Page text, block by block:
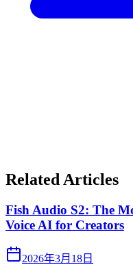
Related Articles
Fish Audio S2: The
Voice AI for Creators
2026年3月18日